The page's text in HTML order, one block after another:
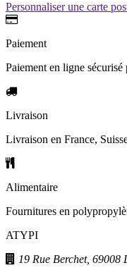
Personnaliser une carte
Paiement
Paiement en ligne sécurisé
Livraison
Livraison en France,
Alimentaire
Fournitures en
ATYPI
19 Rue Berchet, 69008